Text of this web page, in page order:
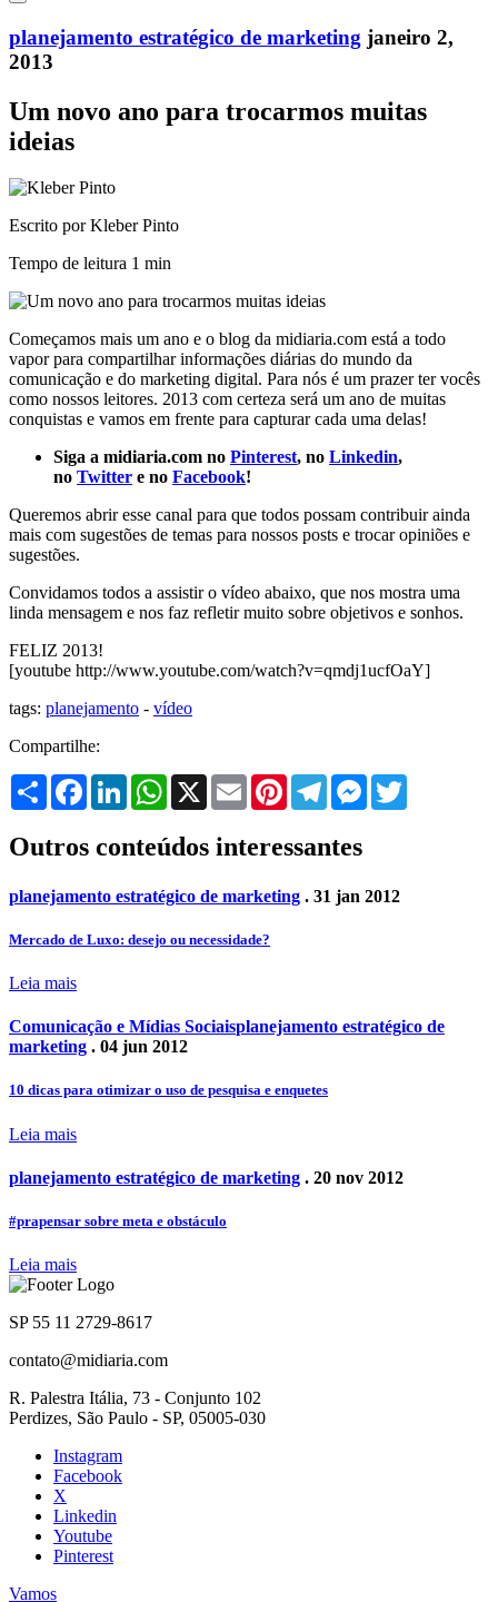
planejamento estratégico de marketing janeiro 2,
2013
Um novo ano para trocarmos muitas
ideias
Escrito por Kleber Pinto
Tempo de leitura 1 min
Começamos mais um ano e o blog da midiaria.com está a todo
vapor para compartilhar informações diárias do mundo da
comunicação e do marketing digital. Para nós é um prazer ter vocês
como nossos leitores. 2013 com certeza será um ano de muitas
conquistas e vamos em frente para capturar cada uma delas!
Siga a midiaria.com no Pinterest, no Linkedin,
no Twitter e no Facebook!
Queremos abrir esse canal para que todos possam contribuir ainda
mais com sugestões de temas para nossos posts e trocar opiniões e
sugestões.
Convidamos todos a assistir o vídeo abaixo, que nos mostra uma
linda mensagem e nos faz refletir muito sobre objetivos e sonhos.
FELIZ 2013!
[youtube http://www.youtube.com/watch?v=qmdj1ucfOaY]
tags: planejamento - vídeo
Compartilhe:
Share FacebookLinkedInWhatsApp
X Email PinterestTelegramMessenger
Outros conteúdos interessantes
planejamento estratégico de marketing . 31 jan 2012
Mercado de Luxo: desejo ou necessidade?
Leia mais
Comunicação e Mídias Sociaisplanejamento estratégico de
marketing . 04 jun 2012
10 dicas para otimizar o uso de pesquisa e enquetes
Leia mais
planejamento estratégico de marketing . 20 nov 2012
#prapensar sobre meta e obstáculo
Leia mais
SP 55 11 2729-8617
contato@midiaria.com
R. Palestra Itália, 73 - Conjunto 102
Perdizes, São Paulo - SP, 05005-030
Instagram
Facebook
X
Linkedin
Youtube
Pinterest
Vamos